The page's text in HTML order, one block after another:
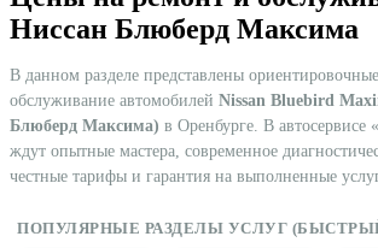
Ниссан Блюберд Максима
В данном разделе представлены
обслуживание автомобилей Nissan Bluebird
Блюберд Максима) в Оренбурге. В автосервисе
ждут опытные мастера, современное
честные тарифы и гарантия на выполненные
ПОПУЛЯРНЫЕ РАЗДЕЛЫ УСЛУГ